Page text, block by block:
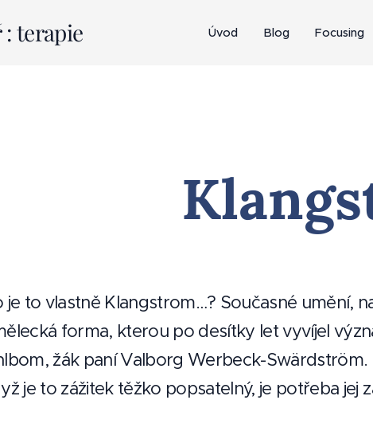
: terapie Úvod Blog Focusing
je to vlastně Klangstrom…? Současné umění,
forma, kterou po desítky let vyvíjel
žák paní Valborg Werbeck-
je to zážitek těžko popsatelný, je potřeba jej